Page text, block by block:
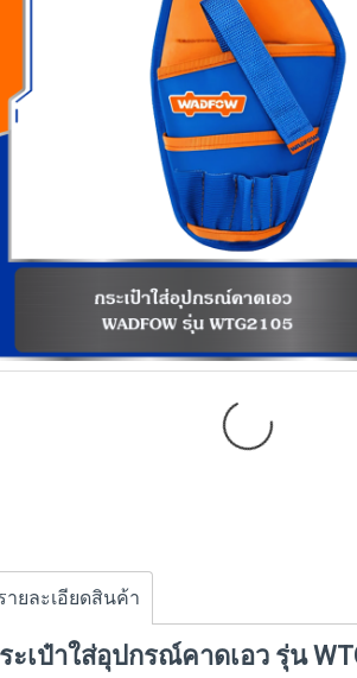
ายละเอียดสินค้า
ะเป๋าใส่อุปกรณ์คาดเอว รุ่น